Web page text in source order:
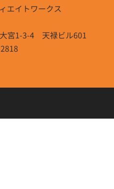
エイトワークス
宮1-3-4 天禄ビル601